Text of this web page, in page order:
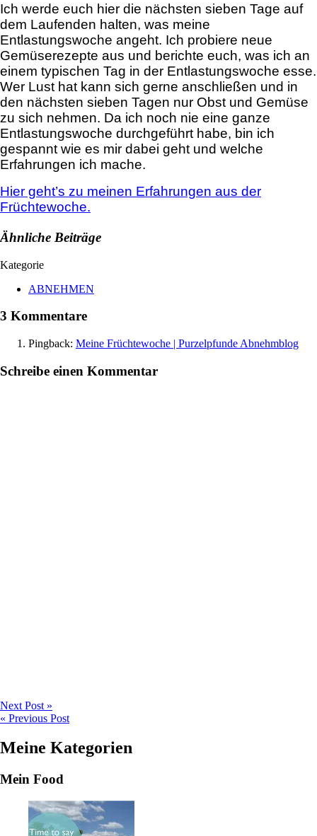
Ich werde euch hier die nächsten sieben Tage auf
dem Laufenden halten, was meine
Entlastungswoche angeht. Ich probiere neue
Gemüserezepte aus und berichte euch, was ich an
einem typischen Tag in der Entlastungswoche esse.
Wer Lust hat kann sich gerne anschließen und in
den nächsten sieben Tagen nur Obst und Gemüse
zu sich nehmen. Da ich noch nie eine ganze
Entlastungswoche durchgeführt habe, bin ich
gespannt wie es mir dabei geht und welche
Erfahrungen ich mache.
Hier geht’s zu meinen Erfahrungen aus der
Früchtewoche.
Ähnliche Beiträge
Kategorie
ABNEHMEN
3 Kommentare
Pingback: Meine Früchtewoche | Purzelpfunde Abnehmblog
Schreibe einen Kommentar
Next Post »
« Previous Post
Meine Kategorien
Mein Food